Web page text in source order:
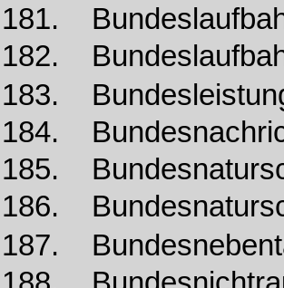
181.
182.
183.
184.
185.
186.
187.